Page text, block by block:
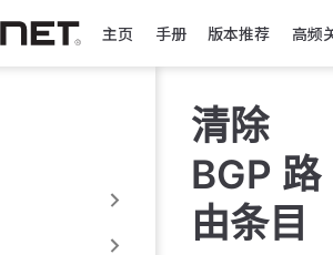
主页 手册 版本推荐 高频
清除
BGP 路
由条目